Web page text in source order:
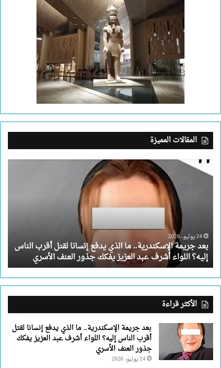
المقالات المميزة
بعد
جريمة
لقتل
أقرب
الناس
إليه؟
اللواء
أشرف
عبد
العزيز
جذور
العنف
الأسري
24 يوليو، 2026
بعد جريمة الإسكندرية.. ما الذي يدفع إنسانا لقتل أقرب الناس
إليه؟ اللواء أشرف عبد العزيز يفكك جذور العنف الأسري
الأكثر قراءة
بعد جريمة الإسكندرية.. ما الذي يدفع إنسانا لقتل
أقرب الناس إليه؟ اللواء أشرف عبد العزيز يفكك
جذور العنف الأسري
24 يوليو، 2026